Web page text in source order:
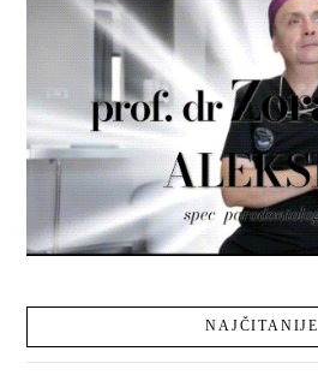
NAJČITANIJE